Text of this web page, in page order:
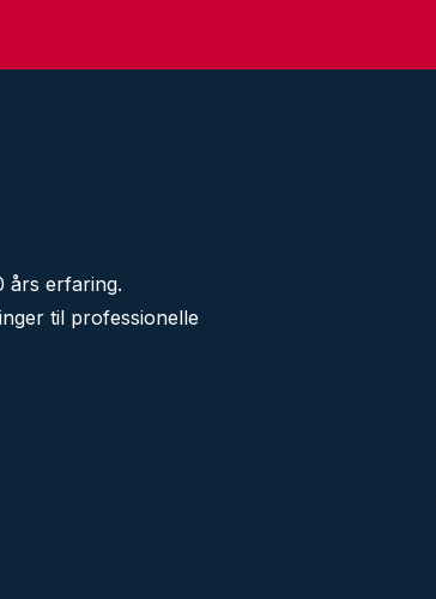
års erfaring.
til professionelle